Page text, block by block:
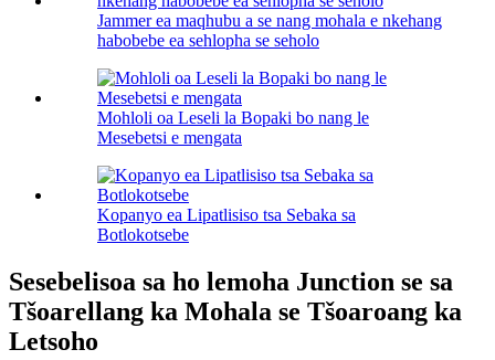
Jammer ea maqhubu a se nang mohala e nkehang
habobebe ea sehlopha se seholo
Mohloli oa Leseli la Bopaki bo nang le
Mesebetsi e mengata
Kopanyo ea Lipatlisiso tsa Sebaka sa
Botlokotsebe
Sesebelisoa sa ho lemoha Junction se sa
Tšoarellang ka Mohala se Tšoaroang ka
Letsoho